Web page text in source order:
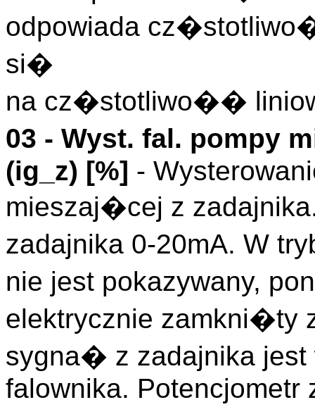
odpowiada
si�
na cz�stotliwo��
03 - Wyst. fal. pompy
(ig_z) [%] -
mieszaj�cej z
zadajnika 0-20mA. W
nie jest pokazywany,
elektrycznie zamkni�ty
sygna� z zadajnika
falownika. Potencjometr